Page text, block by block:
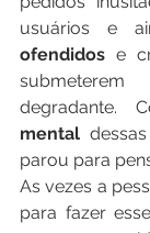
ofendidos e
degradante.
mental
parou para
As vezes a
para fazer